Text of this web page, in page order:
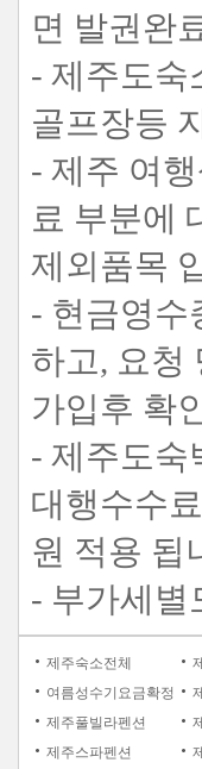
면 발권완
- 제주도숙
골프장등
- 제주 여
료 부분에
제외품목
- 현금영수
하고, 요청
가입후 확
- 제주도숙
대행수수
원 적용 됩
- 부가세별
제주숙소전체
여름성수기요금확정
제주풀빌라펜션
제주스파펜션